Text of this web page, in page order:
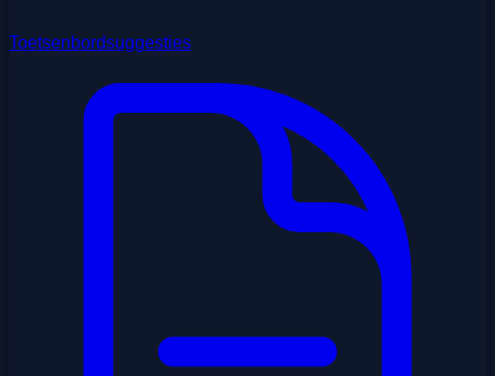
Toetsenbordsuggesties